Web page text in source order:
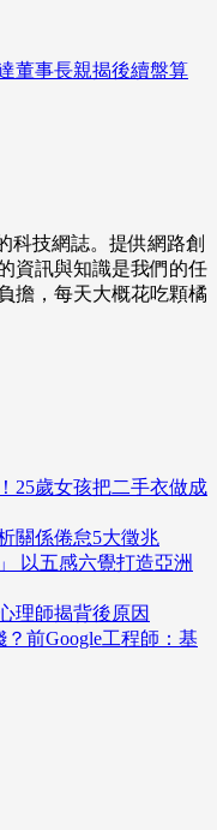
董事長親揭後續盤算
科技網誌。提供網路創
資訊與知識是我們的任
擔，每天大概花吃顆橘
25歲女孩把二手衣做成
關係倦怠5大徵兆
以五感六覺打造亞洲
理師揭背後原因
前Google工程師：基